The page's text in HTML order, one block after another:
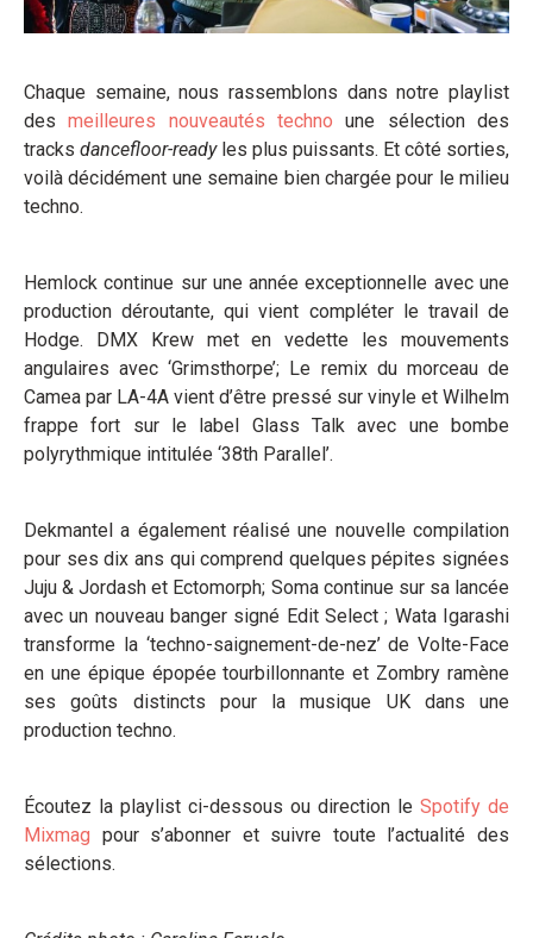
Chaque semaine, nous rassemblons dans notre playlist
desmeilleures nouveautés techno une sélection des
tracks dancefloor-readyles plus puissants. Et côté sorties,
voilà décidément une semaine bien chargée pour le milieu
techno.
Hemlock continue sur une année exceptionnelle avec une
production déroutante, qui vient compléter le travail de
Hodge. DMX Krew met en vedette les mouvements
angulaires avec ‘Grimsthorpe’; Le remix du morceau de
Camea par LA-4A vient d’être pressé sur vinyle et Wilhelm
frappe fort sur le label Glass Talk avec une bombe
polyrythmique intitulée ‘38th Parallel’.
Dekmantel a également réalisé une nouvelle compilation
pour ses dix ans qui comprend quelques pépites signées
Juju & Jordash et Ectomorph; Soma continue sur sa lancée
avec un nouveau banger signé Edit Select ; Wata Igarashi
transforme la ‘techno-saignement-de-nez’ de Volte-Face
en une épique épopée tourbillonnante et Zombry ramène
ses goûts distincts pour la musique UK dans une
production techno.
Écoutez la playlist ci-dessous ou direction le Spotify de
Mixmag pour s’abonner et suivre toute l’actualité des
sélections.